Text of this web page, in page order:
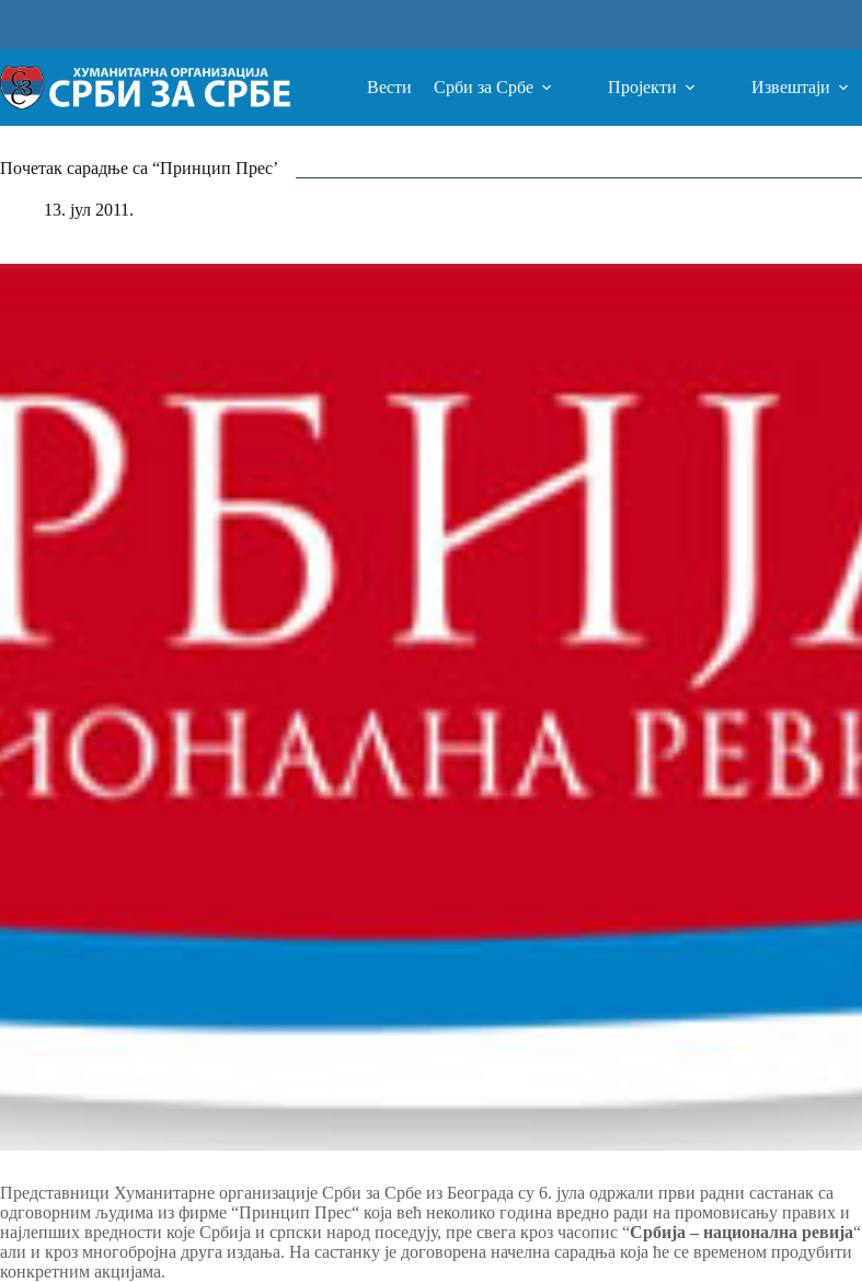
Вести Срби за Србе Пројекти Извештаји
Почетак сарадње са “Принцип Прес’
13. јул 2011.
Представници Хуманитарне организације Срби за Србе из Београда су 6. јула одржали први радни састанак са
одговорним људима из фирме “Принцип Прес“ која већ неколико година вредно ради на промовисању правих и
најлепших вредности које Србија и српски народ поседују, пре свега кроз часопис “Србија – национална ревија“
али и кроз многобројна друга издања. На састанку је договорена начелна сарадња која ће се временом продубити
конкретним акцијама.